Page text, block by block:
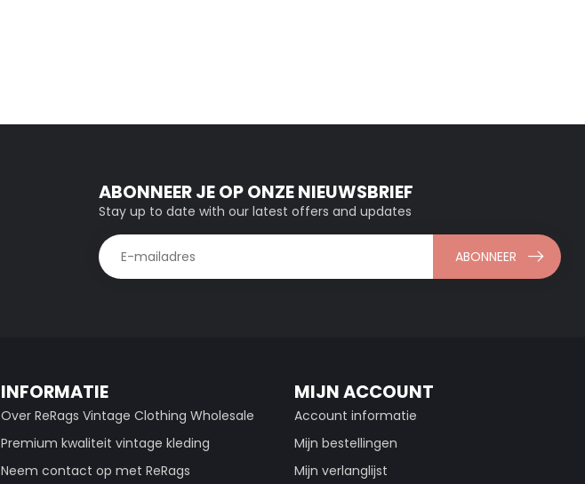
ABONNEER JE OP ONZE NIEUWSBRIEF
Stay up to date with our latest offers and updates
ABONNEER
INFORMATIE
Over ReRags Vintage Clothing Wholesale
Premium kwaliteit vintage kleding
Neem contact op met ReRags
MIJN ACCOUNT
Account informatie
Mijn bestellingen
Mijn verlanglijst